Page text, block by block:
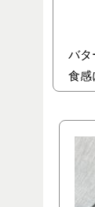
バタ
食感